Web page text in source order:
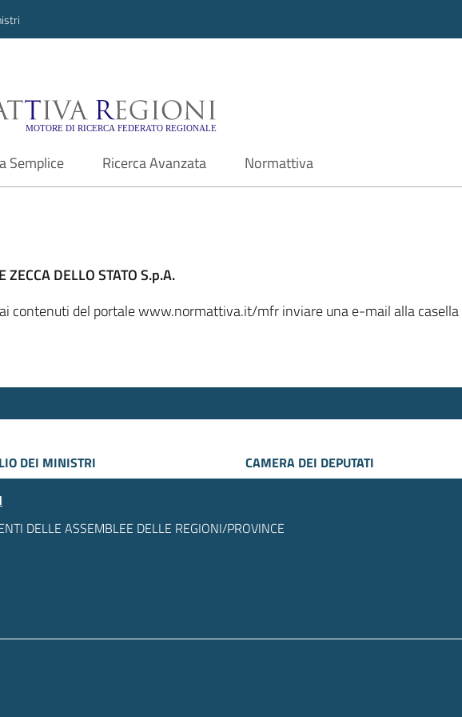
Regioni - Motore di
Semplice Ricerca Avanzata Normattiva
ZECCA DELLO STATO S.p.A.
contenuti del portale www.normattiva.it/mfr inviare una e-mail alla
DEI MINISTRI
CAMERA DEI DEPUTATI
DELLE ASSEMBLEE DELLE REGIONI/PROVINCE